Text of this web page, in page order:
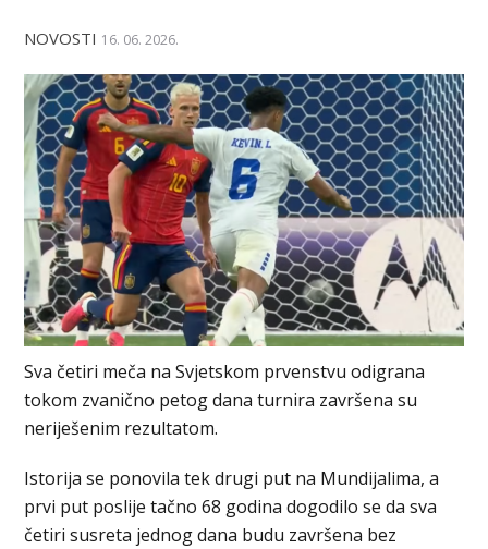
NOVOSTI 16. 06. 2026.
Sva četiri meča na Svjetskom prvenstvu odigrana
tokom zvanično petog dana turnira završena su
neriješenim rezultatom.
Istorija se ponovila tek drugi put na Mundijalima, a
prvi put poslije tačno 68 godina dogodilo se da sva
četiri susreta jednog dana budu završena bez